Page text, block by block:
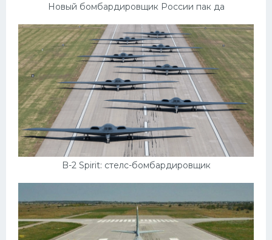
Новый бомбардировщик России пак да
B-2 Spirit: стелс-бомбардировщик